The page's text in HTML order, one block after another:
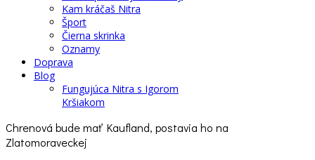
Kam kráčaš Nitra
Šport
Čierna skrinka
Oznamy
Doprava
Blog
Fungujúca Nitra s Igorom
Kršiakom
Chrenová bude mať Kaufland, postavia ho na
Zlatomoraveckej